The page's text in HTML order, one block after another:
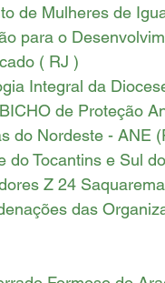
de Mulheres de
para o
( RJ )
Integral da
de Proteção
do Nordeste - ANE
do Tocantins e Sul
Z 24
das